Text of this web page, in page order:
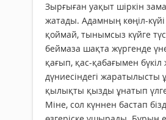
Зырғыған уақыт шіркін
жатады. Адамның көңіл-
қоймай, тынымсыз күйге
беймаза шақта жүргенде
қағып, қас-қабағымен бүкіл
дүниесіндегі жаратылысты
қылықты қызды ұнатып
Міне, сол күннен бастап